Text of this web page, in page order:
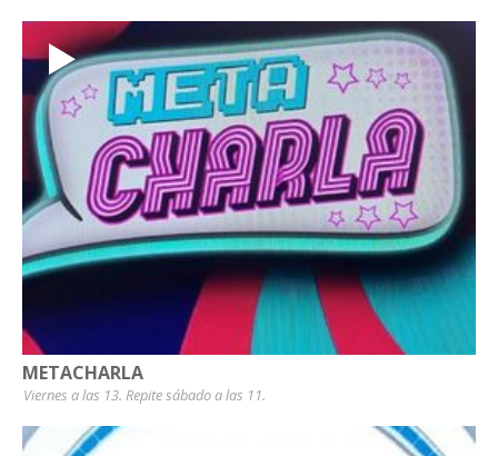
METACHARLA
Viernes a las 13. Repite sábado a las 11.